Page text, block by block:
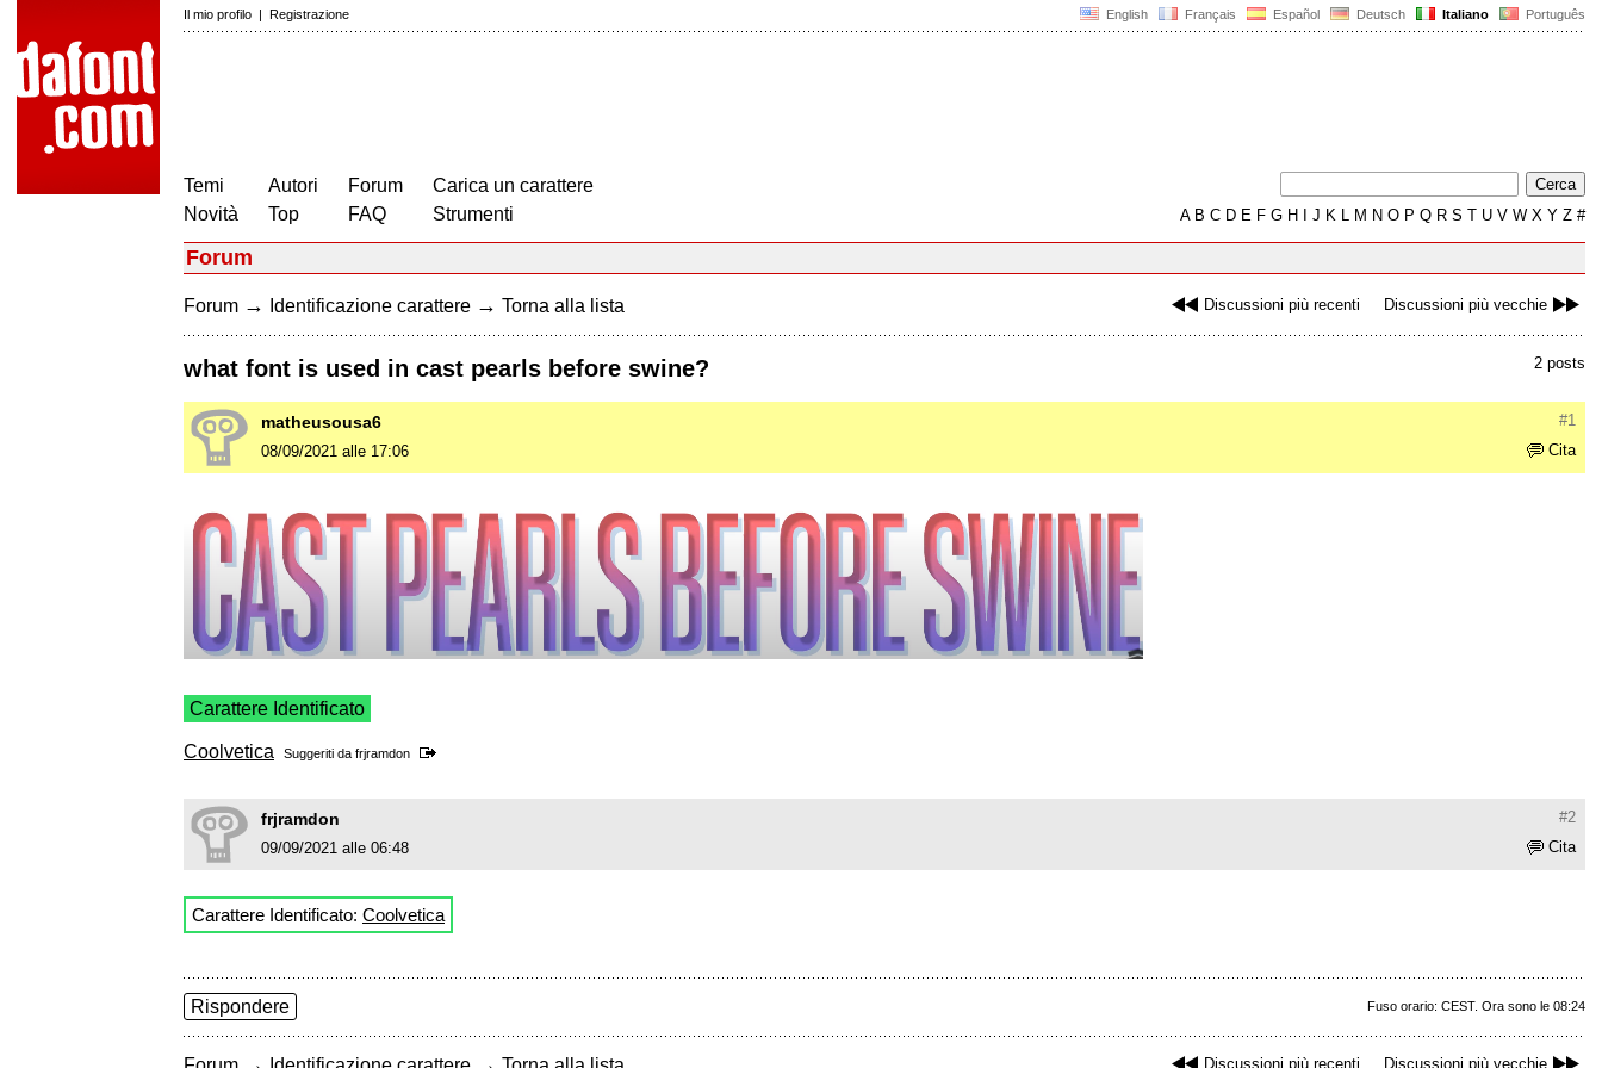
English Français Español Deutsch Italiano Português
Il mio profilo | Registrazione
Temi
Novità
Autori
Top
Forum
FAQ
Carica un carattere
Strumenti
AB C D E F G H J K L M N O P Q R S T U V W X Y Z #
Forum
Discussioni più recenti Discussioni più vecchie
Forum → Identificazione carattere → Torna alla lista
2 posts
what font is used in cast pearls before swine?
#1
matheusousa6
Cita
08/09/2021 alle 17:06
Carattere Identificato
Coolvetica Suggeriti da frjramdon
#2
frjramdon
Cita
09/09/2021 alle 06:48
Carattere Identificato: Coolvetica
Fuso orario: CEST. Ora sono le 08:24
Rispondere
Discussioni più recenti Discussioni più vecchie